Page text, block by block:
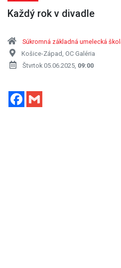
Každý rok v divadle
Súkromná základná umelecká
Košice-Západ, OC Galéria
Štvrtok 05.06.2025, 09:00
Facebook